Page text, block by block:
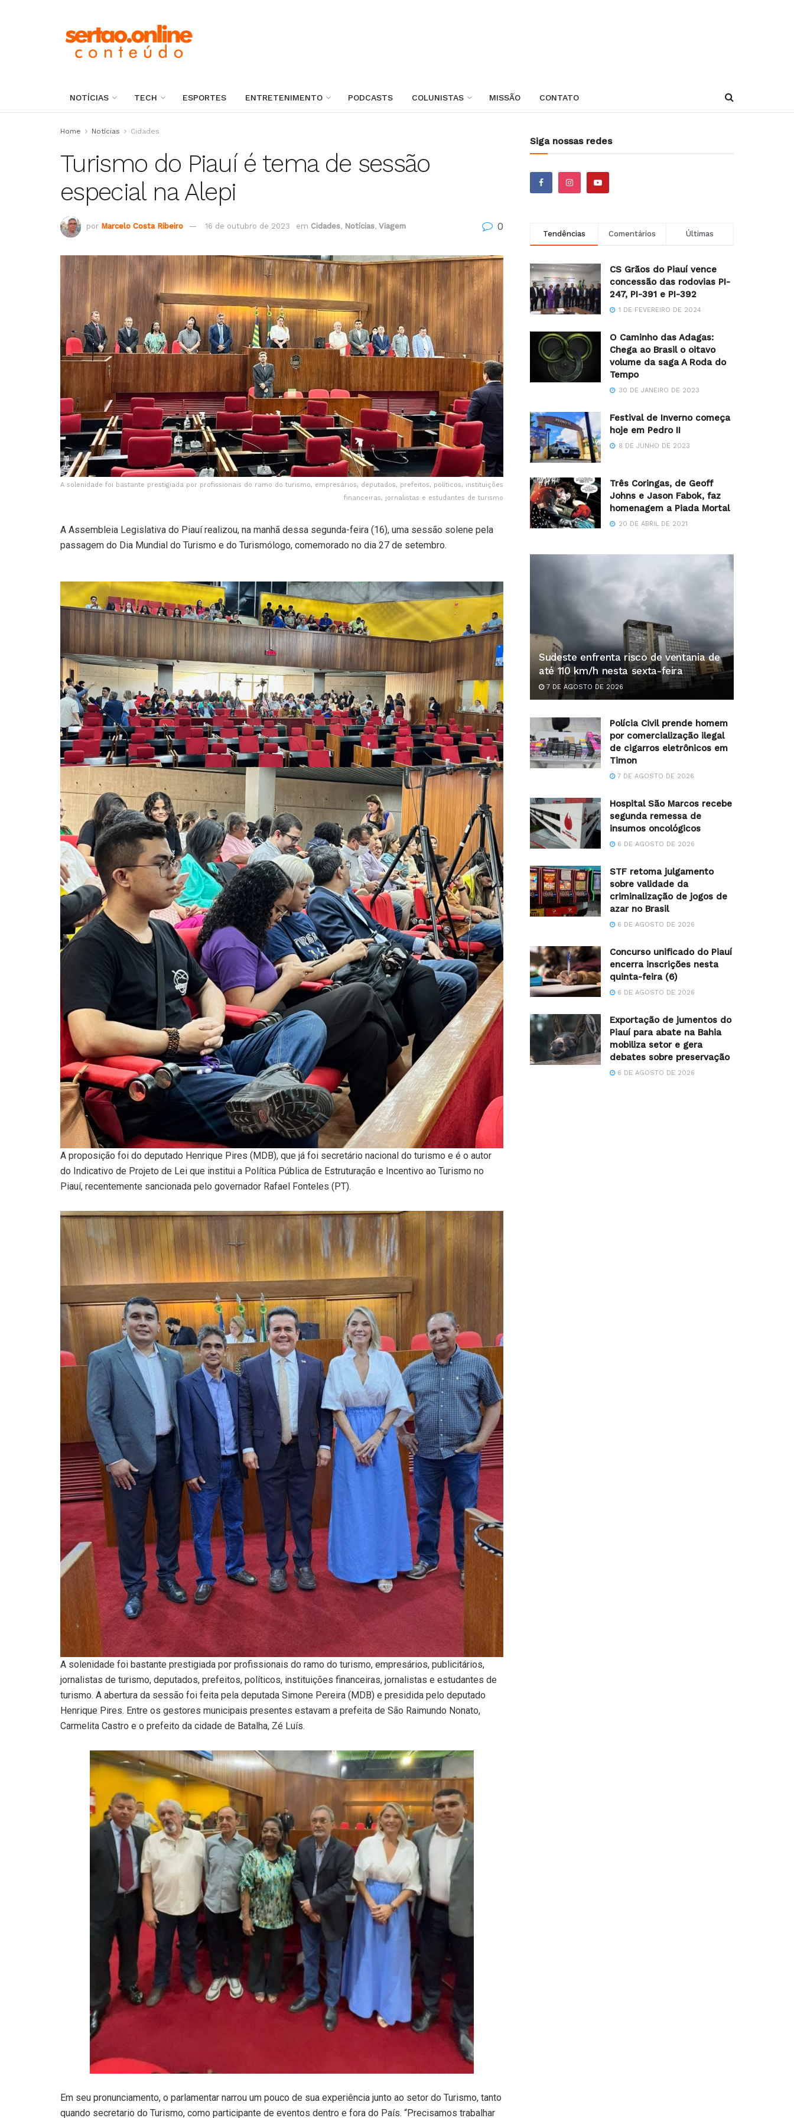
NOTÍCIAS TECH ESPORTES ENTRETENIMENTO PODCASTS COLUNISTAS MISSÃO CONTATO
Home Notícias Cidades
Turismo do Piauí é tema de sessão
especial na Alepi
por Marcelo Costa Ribeiro 16 de outubro de 2023 em Cidades, Notícias, Viagem 0
A solenidade foi bastante prestigiada por profissionais do ramo do turismo, empresários, deputados, prefeitos, políticos, instituições
financeiras, jornalistas e estudantes de turismo
A Assembleia Legislativa do Piauí realizou, na manhã dessa segunda-feira (16), uma sessão solene pela
passagem do Dia Mundial do Turismo e do Turismólogo, comemorado no dia 27 de setembro.
A proposição foi do deputado Henrique Pires (MDB), que já foi secretário nacional do turismo e é o autor
do Indicativo de Projeto de Lei que institui a Política Pública de Estruturação e Incentivo ao Turismo no
Piauí, recentemente sancionada pelo governador Rafael Fonteles (PT).
A solenidade foi bastante prestigiada por profissionais do ramo do turismo, empresários, publicitários,
jornalistas de turismo, deputados, prefeitos, políticos, instituições financeiras, jornalistas e estudantes de
turismo. A abertura da sessão foi feita pela deputada Simone Pereira (MDB) e presidida pelo deputado
Henrique Pires. Entre os gestores municipais presentes estavam a prefeita de São Raimundo Nonato,
Carmelita Castro e o prefeito da cidade de Batalha, Zé Luís.
Em seu pronunciamento, o parlamentar narrou um pouco de sua experiência junto ao setor do Turismo, tanto
quando secretario do Turismo, como participante de eventos dentro e fora do País. “Precisamos trabalhar
Siga nossas redes
Tendências Comentários Últimas
CS Grãos do Piauí vence
concessão das rodovias PI-
247, PI-391 e PI-392
1 DE FEVEREIRO DE 2024
O Caminho das Adagas:
Chega ao Brasil o oitavo
volume da saga A Roda do
Tempo
30 DE JANEIRO DE 2023
Festival de Inverno começa
hoje em Pedro II
8 DE JUNHO DE 2023
Três Coringas, de Geoff
Johns e Jason Fabok, faz
homenagem a Piada Mortal
20 DE ABRIL DE 2021
Sudeste enfrenta risco de ventania de
até 110 km/h nesta sexta-feira
7 DE AGOSTO DE 2026
Polícia Civil prende homem
por comercialização ilegal
de cigarros eletrônicos em
Timon
7 DE AGOSTO DE 2026
Hospital São Marcos recebe
segunda remessa de
insumos oncológicos
6 DE AGOSTO DE 2026
STF retoma julgamento
sobre validade da
criminalização de jogos de
azar no Brasil
6 DE AGOSTO DE 2026
Concurso unificado do Piauí
encerra inscrições nesta
quinta-feira (6)
6 DE AGOSTO DE 2026
Exportação de jumentos do
Piauí para abate na Bahia
mobiliza setor e gera
debates sobre preservação
6 DE AGOSTO DE 2026